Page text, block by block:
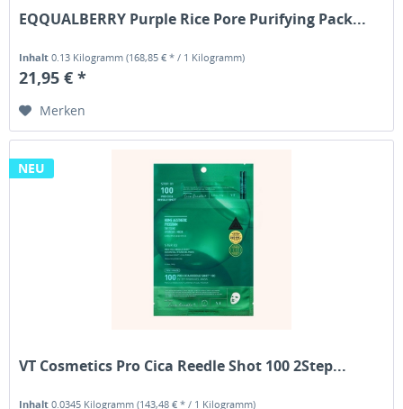
EQQUALBERRY Purple Rice Pore Purifying Pack...
Inhalt0.13 Kilogramm(168,85 € * / 1 Kilogramm)
21,95 € *
Merken
NEU
VT Cosmetics Pro Cica Reedle Shot 100 2Step...
Inhalt0.0345 Kilogramm(143,48 € * / 1 Kilogramm)